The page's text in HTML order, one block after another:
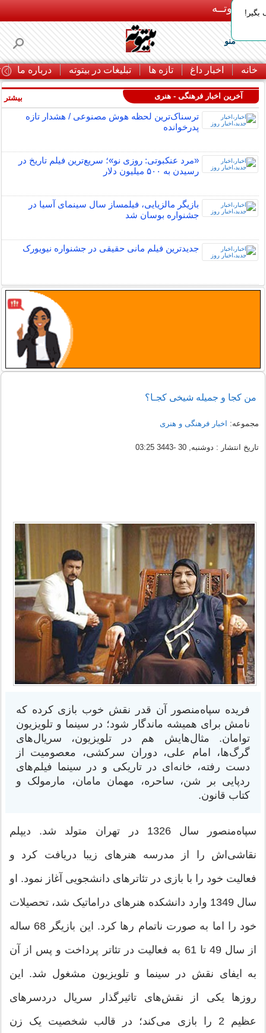
بـیتوتــه
منو
خانه اخبار داغ تازه ها تبلیغات در بیتوته درباره ما
آخرین اخبار فرهنگی - هنری
ترسناک‌ترین لحظه هوش مصنوعی / هشدار تازه
پدرخوانده
«مرد عنکبوتی: روزی نو»؛ سریع‌ترین فیلم تاریخ در
رسیدن به ۵۰۰ میلیون دلار
بازیگر مالزیایی، فیلمساز سال سینمای آسیا در
جشنواره بوسان شد
جدیدترین فیلم مانی حقیقی در جشنواره نیویورک
بیشتر
من کجا و جمیله شیخی کجـا؟
مجموعه: اخبار فرهنگی و هنری
تاریخ انتشار : دوشنبه, 30 -3443 03:25
فریده سپاه‌منصور آن قدر نقش خوب بازی کرده که
نامش برای همیشه ماندگار شود؛ در سینما و تلویزیون
توامان. مثال‌هایش هم در تلویزیون، سریال‌های
گرگ‌ها، امام علی، دوران سرکشی، معصومیت از
دست رفته، خانه‌ای در تاریکی و در سینما فیلم‌های
ردپایی بر شن، ساحره، مهمان مامان، مارمولک و
کتاب قانون.
سپاه‌منصور سال 1326 در تهران متولد شد. دیپلم
نقاشی‌اش را از مدرسه هنرهای زیبا دریافت کرد و
فعالیت خود را با بازی در تئاترهای دانشجویی آغاز نمود. او
سال 1349 وارد دانشکده هنرهای دراماتیک شد، تحصیلات
خود را اما به صورت ناتمام رها کرد. این بازیگر 68 ساله
از سال 49 تا 61 به فعالیت در تئاتر پرداخت و پس از آن
به ایفای نقش در سینما و تلویزیون مشغول شد. این
روزها یکی از نقش‌های تاثیرگذار سریال دردسرهای
عظیم 2 را بازی می‌کند؛ در قالب شخصیت یک زن